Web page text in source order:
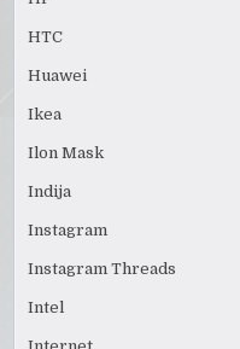
HTC
Huawei
Ikea
Ilon Mask
Indija
Instagram
Instagram Threads
Intel